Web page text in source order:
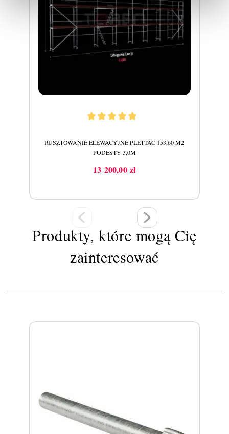
RUSZTOWANIE ELEWACYJNE PLETTAC 153,60 M2
PODESTY 3,0M
Cena
13 200,00 zł
Produkty, które mogą Cię
zainteresować